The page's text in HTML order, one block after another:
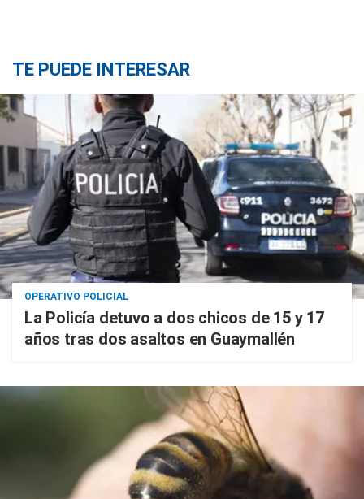
TE PUEDE INTERESAR
OPERATIVO POLICIAL
La Policía detuvo a dos chicos de 15 y 17
años tras dos asaltos en Guaymallén